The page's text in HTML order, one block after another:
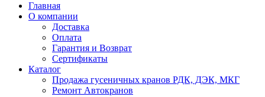
Главная
О компании
Доставка
Оплата
Гарантия и Возврат
Сертификаты
Каталог
Продажа гусеничных кранов РДК, ДЭК, МКГ
Ремонт Автокранов